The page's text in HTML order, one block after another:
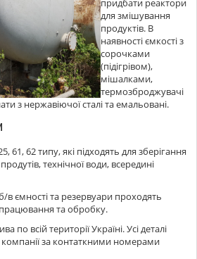
для змішування
продуктів. В
наявності ємкості з
сорочками
(підігрівом),
мішалками,
термозброджувачі
з нержавіючої сталі та емальовані.
61, 62 типу, які підходять для зберігання
технічної води, всередині
в ємності та резервуари проходять
та обробку.
по всій території Україні. Усі деталі
за контаткними номерами